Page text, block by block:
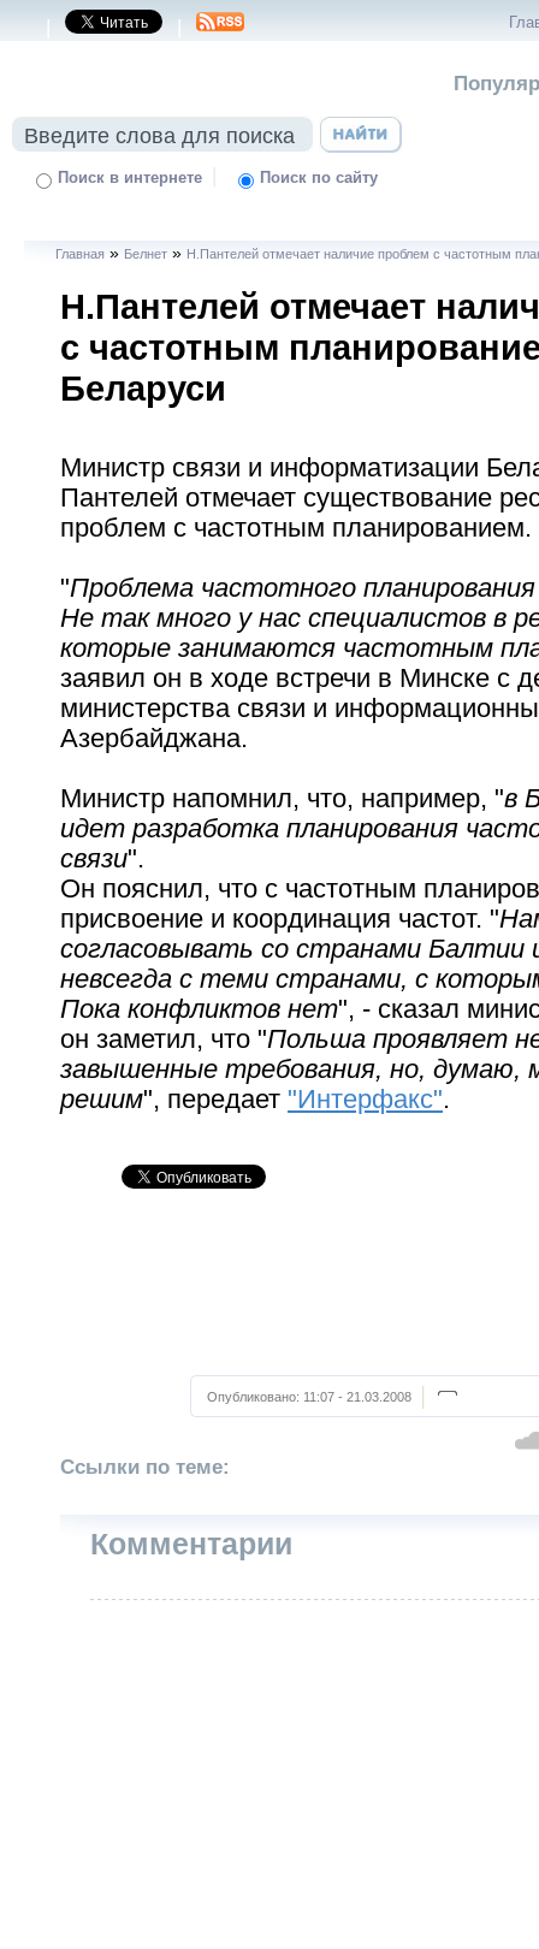
| |
Поиск в интернете | Поиск по сайту
Главная » Белнет » Н.Пантелей отмечает наличие проблем с частотным
Н.Пантелей отмечает
с частотным
Беларуси
Министр связи и информатизации
Пантелей отмечает существование
проблем с частотным планированием.
"Проблема частотного
Не так много у нас специалистов в
которые занимаются частотным
заявил он в ходе встречи в Минске с
министерства связи и
Азербайджана.
Министр напомнил, что, например, "в
идет разработка планирования
связи".
Он пояснил, что с частотным
присвоение и координация частот. "
согласовывать со странами Балтии
невсегда с теми странами, с
Пока конфликтов нет", - сказал
он заметил, что "Польша проявляет
завышенные требования, но, думаю,
решим", передает "Интерфакс".
Опубликовано: 11:07 - 21.03.2008
Ссылки по теме:
Комментарии